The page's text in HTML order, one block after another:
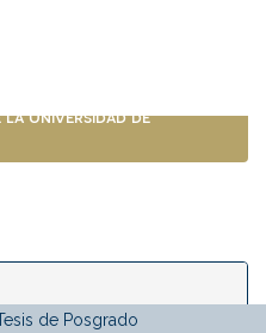
Universidad de